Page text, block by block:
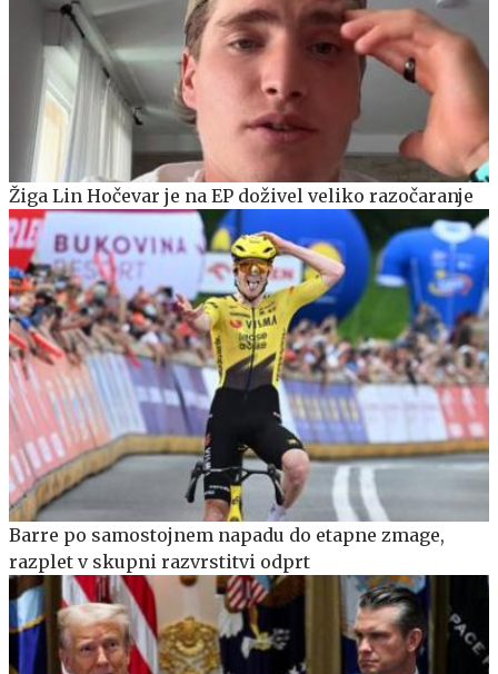
Žiga Lin Hočevar je na EP doživel veliko razočaranje
Barre po samostojnem napadu do etapne zmage,
razplet v skupni razvrstitvi odprt